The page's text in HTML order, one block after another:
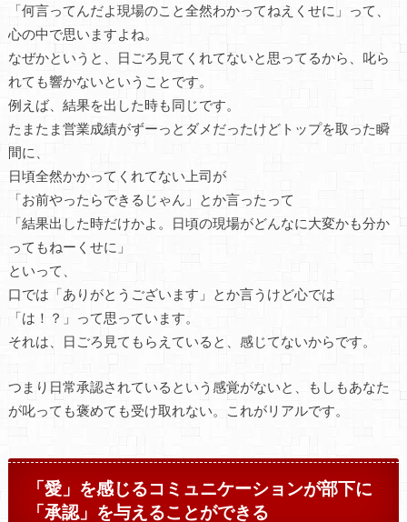
「何言ってんだよ現場のこと全然わかってねえくせに」って、
心の中で思いますよね。
なぜかというと、日ごろ見てくれてないと思ってるから、叱ら
れても響かないということです。
例えば、結果を出した時も同じです。
たまたま営業成績がずーっとダメだったけどトップを取った瞬
間に、
日頃全然かかってくれてない上司が
「お前やったらできるじゃん」とか言ったって
「結果出した時だけかよ。日頃の現場がどんなに大変かも分か
ってもねーくせに」
といって、
口では「ありがとうございます」とか言うけど心では
「は！？」って思っています。
それは、日ごろ見てもらえていると、感じてないからです。
つまり日常承認されているという感覚がないと、もしもあなた
が叱っても褒めても受け取れない。これがリアルです。
「愛」を感じるコミュニケーションが部下に
「承認」を与えることができる